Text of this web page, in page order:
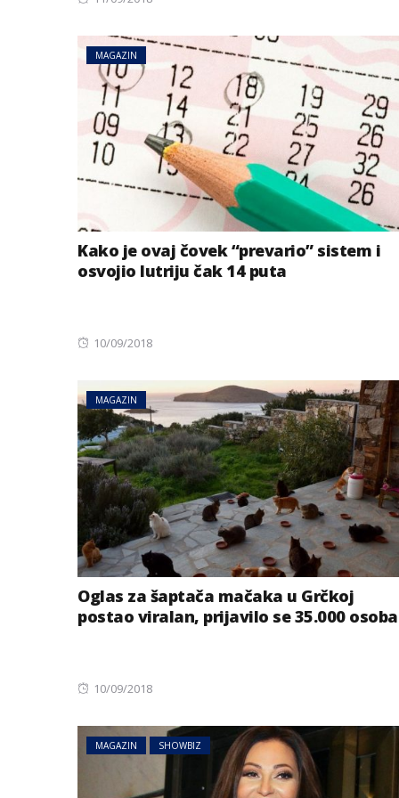
MAGAZIN
Kako je ovaj čovek “prevario” sistem i
osvojio lutriju čak 14 puta
Posted
10/09/2018
MAGAZIN
Oglas za šaptača mačaka u Grčkoj
postao viralan, prijavilo se 35.000 osoba
Posted
10/09/2018
MAGAZIN SHOWBIZ